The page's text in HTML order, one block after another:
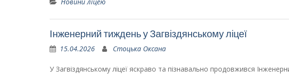
Інженерний тиждень у Загвіздянському ліцеї
15.04.2026 Стоцька Оксана
У Загвіздянському ліцеї яскраво та пізнавально продовжився